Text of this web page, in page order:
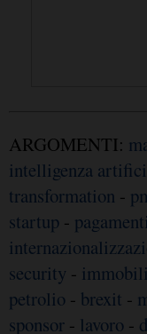
ARGOMENTI:
intelligenza
transformation -
startup - pagamenti
security -
petrolio - brexit -
sponsor - lavoro -